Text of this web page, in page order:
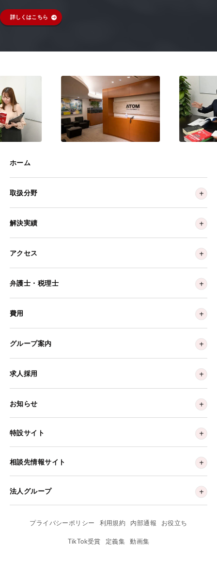
詳しくはこちら
ホーム
取扱分野
解決実績
アクセス
弁護士・税理士
費用
グループ案内
求人採用
お知らせ
特設サイト
相談先情報サイト
法人グループ
プライバシーポリシー 利用規約 内部通報 お役立ち
TikTok受賞 定義集 動画集